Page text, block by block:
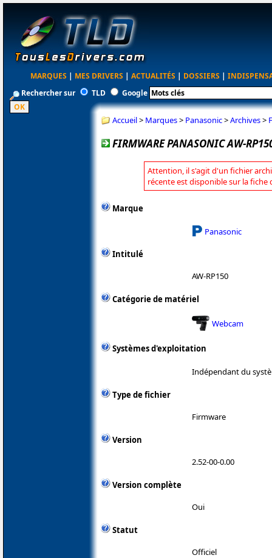
MARQUES | MES DRIVERS | ACTUALITÉS | DOSSIERS |
Rechercher sur
TLD Google
Accueil> Marques> Panasonic>Archives>
FIRMWARE PANASONIC AW-
Attention, il s'agit d'un fichier
récente est disponible sur la fiche
Marque
Panasonic
Intitulé
AW-RP150
Catégorie de matériel
Webcam
Systèmes d'exploitation
Indépendant du
Type de fichier
Firmware
Version
2.52-00-0.00
Version complète
Oui
Statut
Officiel